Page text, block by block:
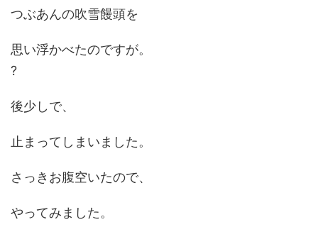
つぶあんの吹雪饅頭を
思い浮かべたのですが。
?
後少しで、
止まってしまいました。
さっきお腹空いたので、
やってみました。